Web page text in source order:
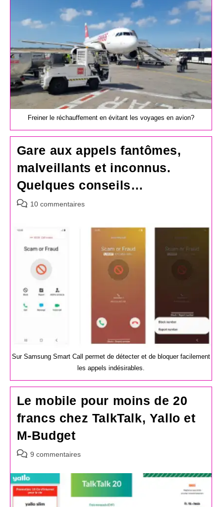
Freiner le réchauffement en évitant les voyages en avion?
Gare aux appels fantômes,
malveillants et inconnus.
Quelques conseils…
Commentaires
publication :
10 commentaires
Sur Samsung Smart Call permet de détecter et de bloquer facilement
les appels indésirables.
Le mobile pour moins de 20
francs chez TalkTalk, Yallo et
M-Budget
Commentaires
la
publication :
9 commentaires